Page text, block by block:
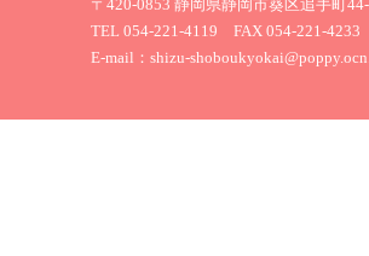
〒420-0853 静岡県静岡市葵区追手町
TEL 054-221-4119 FAX 054-221-4233
E-mail：shizu-